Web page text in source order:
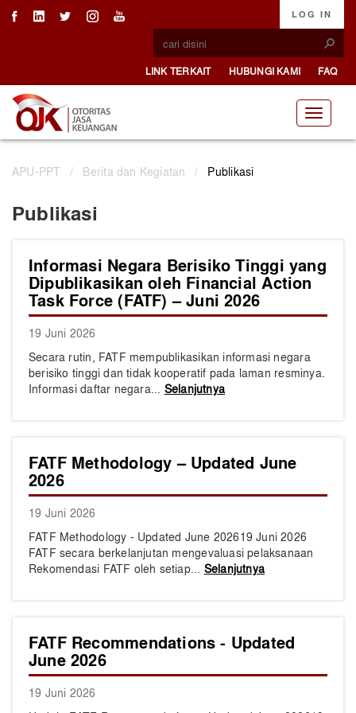
LOG IN
LINK TERKAIT HUBUNGI KAMI FAQ
APU-PPT / Berita dan Kegiatan / Publikasi
Publikasi
Informasi Negara Berisiko Tinggi yang
Dipublikasikan oleh Financial Action
Task Force (FATF) – Juni 2026
19 Juni 2026
Secara rutin, FATF mempublikasikan informasi negara
berisiko tinggi dan tidak kooperatif pada laman resminya.
Informasi daftar negara... Selanjutnya
FATF Methodology – Updated June
2026
19 Juni 2026
​​​FATF Methodology - Updated June 202619 Juni 2026
FATF secara berkelanjutan mengevaluasi pelaksanaan
Rekomendasi FATF oleh setiap... Selanjutnya
FATF Recommendations - Updated
June 2026
19 Juni 2026